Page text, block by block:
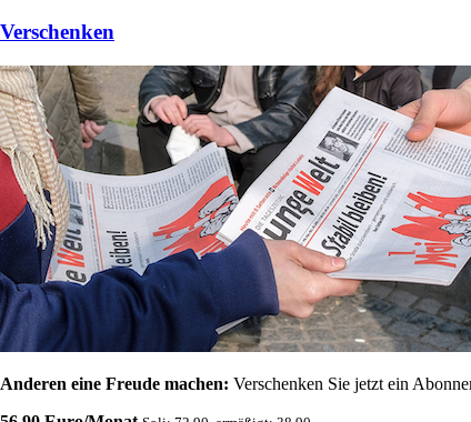
Verschenken
Anderen eine Freude machen: Verschenken Sie jetzt ein